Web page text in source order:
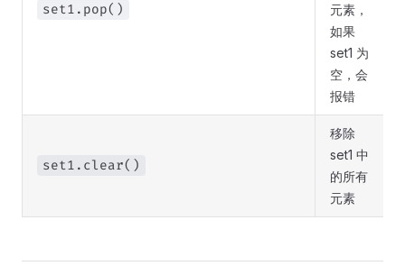
set1.pop()
元素，
如果
set1 为
空，会
报错
set1.clear()
移除
set1 中
的所有
元素